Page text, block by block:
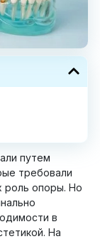
путем
требовали
роль опоры. Но
в
На